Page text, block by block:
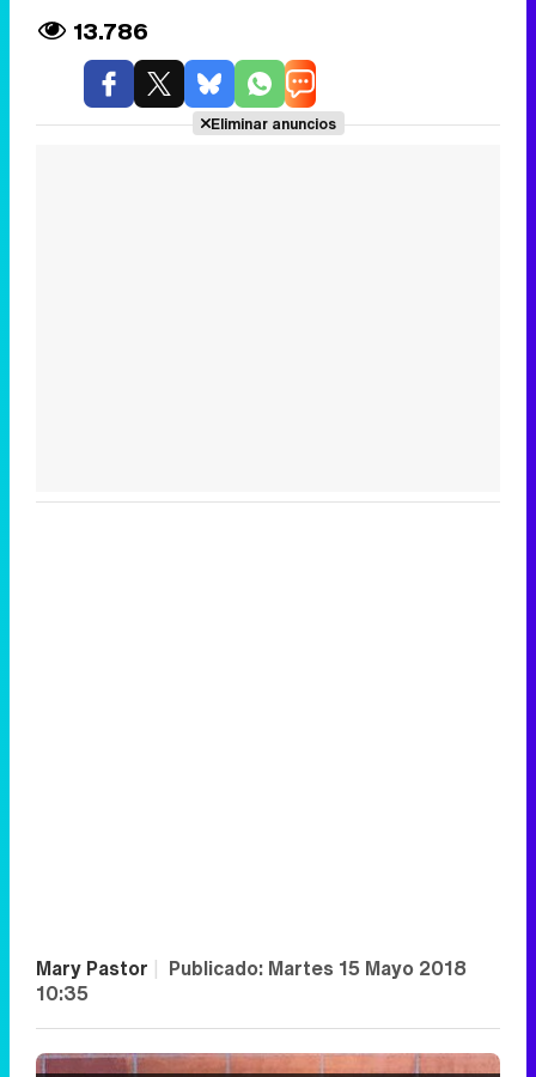
13.786
Eliminar anuncios
Mary Pastor | Publicado: Martes 15 Mayo 2018
10:35